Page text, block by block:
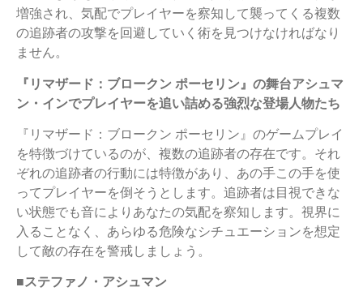
増強され、気配でプレイヤーを察知して襲ってくる複数
の追跡者の攻撃を回避していく術を見つけなければなり
ません。
『リマザード：ブロークン ポーセリン』の舞台アシュマ
ン・インでプレイヤーを追い詰める強烈な登場人物たち
『リマザード：ブロークン ポーセリン』のゲームプレイ
を特徴づけているのが、複数の追跡者の存在です。それ
ぞれの追跡者の行動には特徴があり、あの手この手を使
ってプレイヤーを倒そうとします。追跡者は目視できな
い状態でも音によりあなたの気配を察知します。視界に
入ることなく、あらゆる危険なシチュエーションを想定
して敵の存在を警戒しましょう。
■ステファノ・アシュマン